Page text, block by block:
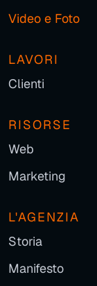
Video e Foto
LAVORI
Clienti
RISORSE
Web
Marketing
L'AGENZIA
Storia
Manifesto